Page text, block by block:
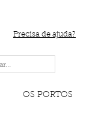
Precisa de ajuda?
OS PORTOS